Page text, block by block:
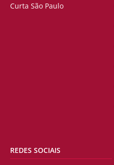
Curta São Paulo
REDES SOCIAIS